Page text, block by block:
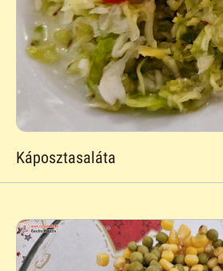
Káposztasaláta